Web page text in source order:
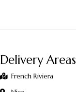
Delivery Areas
French Riviera